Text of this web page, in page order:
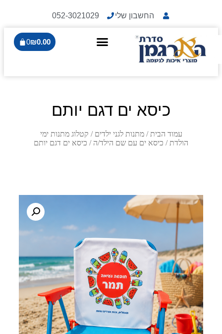
החשבון שלי 052-3021029
₪0.00
0
כיסא ים דגם יותם
עמוד הבית /מתנות לגני ילדים / קטלוג מתנות ימי
הולדת / כיסא ים עם שם הילד/ה / כיסא ים דגם יותם